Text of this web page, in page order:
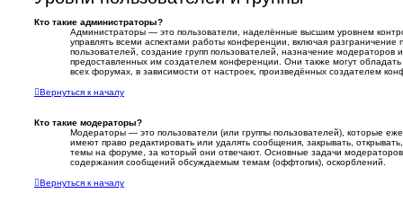
Кто такие администраторы?
Администраторы — это пользователи, наделённые высшим уровнем
управлять всеми аспектами работы конференции, включая разграничение
пользователей, создание групп пользователей, назначение модераторов
предоставленных им создателем конференции. Они также могут
всех форумах, в зависимости от настроек, произведённых создателем
Вернуться к началу
Кто такие модераторы?
Модераторы — это пользователи (или группы пользователей), которые
имеют право редактировать или удалять сообщения, закрывать,
темы на форуме, за который они отвечают. Основные задачи модераторов
содержания сообщений обсуждаемым темам (оффтопик), оскорблений.
Вернуться к началу